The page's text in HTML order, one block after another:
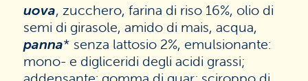
uova, zucchero, farina di riso 16%, olio di
semi di girasole, amido di mais, acqua,
panna* senza lattosio 2%, emulsionante:
mono- e digliceridi degli acidi grassi;